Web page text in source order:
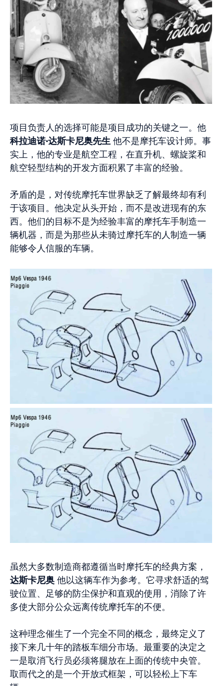
项目负责人的选择可能是项目成功的关键之一。他
科拉迪诺·达斯卡尼奥先生 他不是摩托车设计师。事
实上，他的专业是航空工程，在直升机、螺旋桨和
航空轻型结构的开发方面积累了丰富的经验。
矛盾的是，对传统摩托车世界缺乏了解最终却有利
于该项目。他决定从头开始，而不是改进现有的东
西。他们的目标不是为经验丰富的摩托车手制造一
辆机器，而是为那些从未骑过摩托车的人制造一辆
能够令人信服的车辆。
虽然大多数制造商都遵循当时摩托车的经典方案，
达斯卡尼奥 他以这辆车作为参考。它寻求舒适的驾
驶位置、足够的防尘保护和直观的使用，消除了许
多使大部分公众远离传统摩托车的不便。
这种理念催生了一个完全不同的概念，最终定义了
接下来几十年的踏板车细分市场。最重要的决定之
一是取消飞行员必须将腿放在上面的传统中央管。
取而代之的是一个开放式框架，可以轻松上下车